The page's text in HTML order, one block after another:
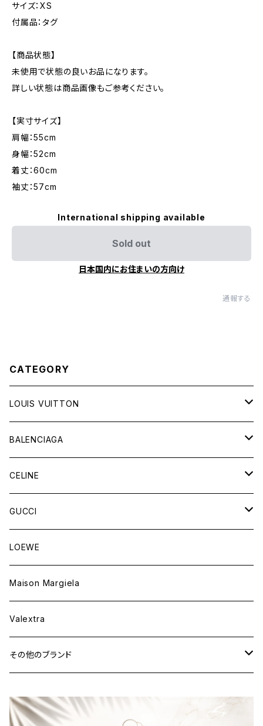
サイズ：XS
付属品：タグ
【商品状態】
未使用で状態の良いお品になります。
詳しい状態は商品画像もご参考ください。
【実寸サイズ】
肩幅：55cm
身幅：52cm
着丈：60cm
袖丈：57cm
International shipping available
Sold out
日本国内にお住まいの方向け
通報する
CATEGORY
LOUIS VUITTON
バッグ
財布&小物
ウェア
BALENCIAGA
バッグ
財布&小物
ウェア
CELINE
バッグ
財布&小物
ウェア
GUCCI
バッグ
財布&小物
ウェア
LOEWE
Maison Margiela
Valextra
その他のブランド